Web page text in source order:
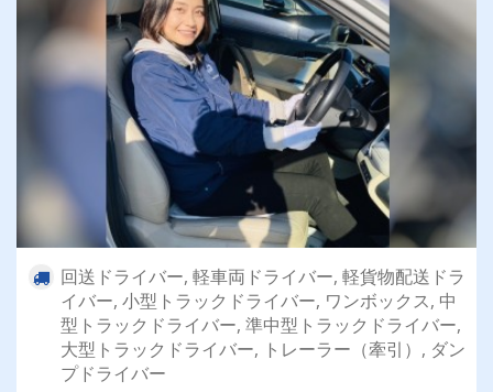
回送ドライバー, 軽車両ドライバー, 軽貨物配送ドラ
イバー, 小型トラックドライバー, ワンボックス, 中
型トラックドライバー, 準中型トラックドライバー,
大型トラックドライバー, トレーラー（牽引）, ダン
プドライバー